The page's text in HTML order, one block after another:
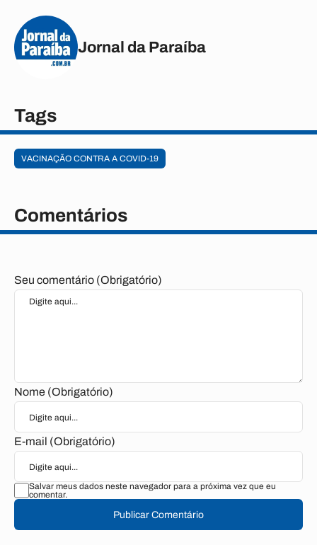
Jornal da Paraíba
Tags
VACINAÇÃO CONTRA A COVID-19
Comentários
Seu comentário (Obrigatório)
Nome (Obrigatório)
E-mail (Obrigatório)
Salvar meus dados neste navegador para a próxima vez que eu
comentar.
Publicar Comentário